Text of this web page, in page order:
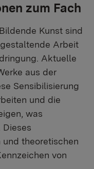
zum Fach
Kunst sind
Arbeit
Aktuelle
aus der
Sensibilisierung
und die
was
theoretischen
von